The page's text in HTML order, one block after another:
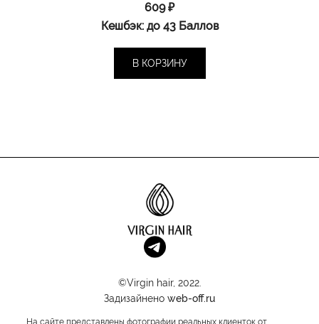
609₽
Кешбэк:до 43 Баллов
В КОРЗИНУ
©Virgin hair, 2022.
Задизайнено web-off.ru
На сайте представлены фотографии реальных клиенток от